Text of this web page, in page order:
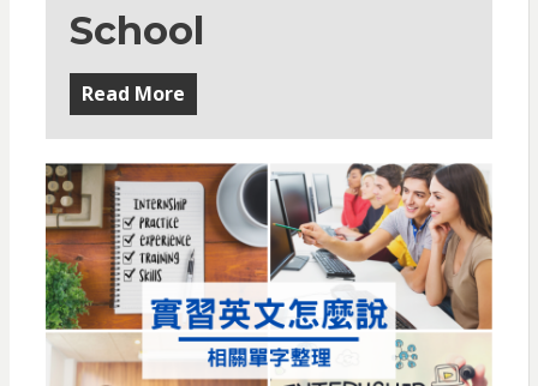
School
Read More